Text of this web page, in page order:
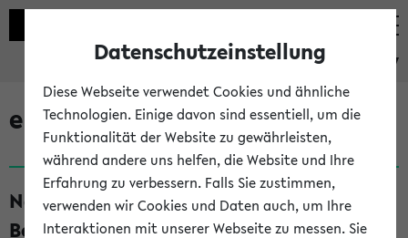
eKVV
eKVV News
Nachhaltigkeitspreis 2026:
Bewerbungsphase gestartet (06.08.26)
Datenschutzeinstellung
Diese Webseite verwendet Cookies und ähnliche
Technologien. Einige davon sind essentiell, um die
Funktionalität der Website zu gewährleisten,
während andere uns helfen, die Website und Ihre
Erfahrung zu verbessern. Falls Sie zustimmen,
verwenden wir Cookies und Daten auch, um Ihre
Interaktionen mit unserer Webseite zu messen. Sie